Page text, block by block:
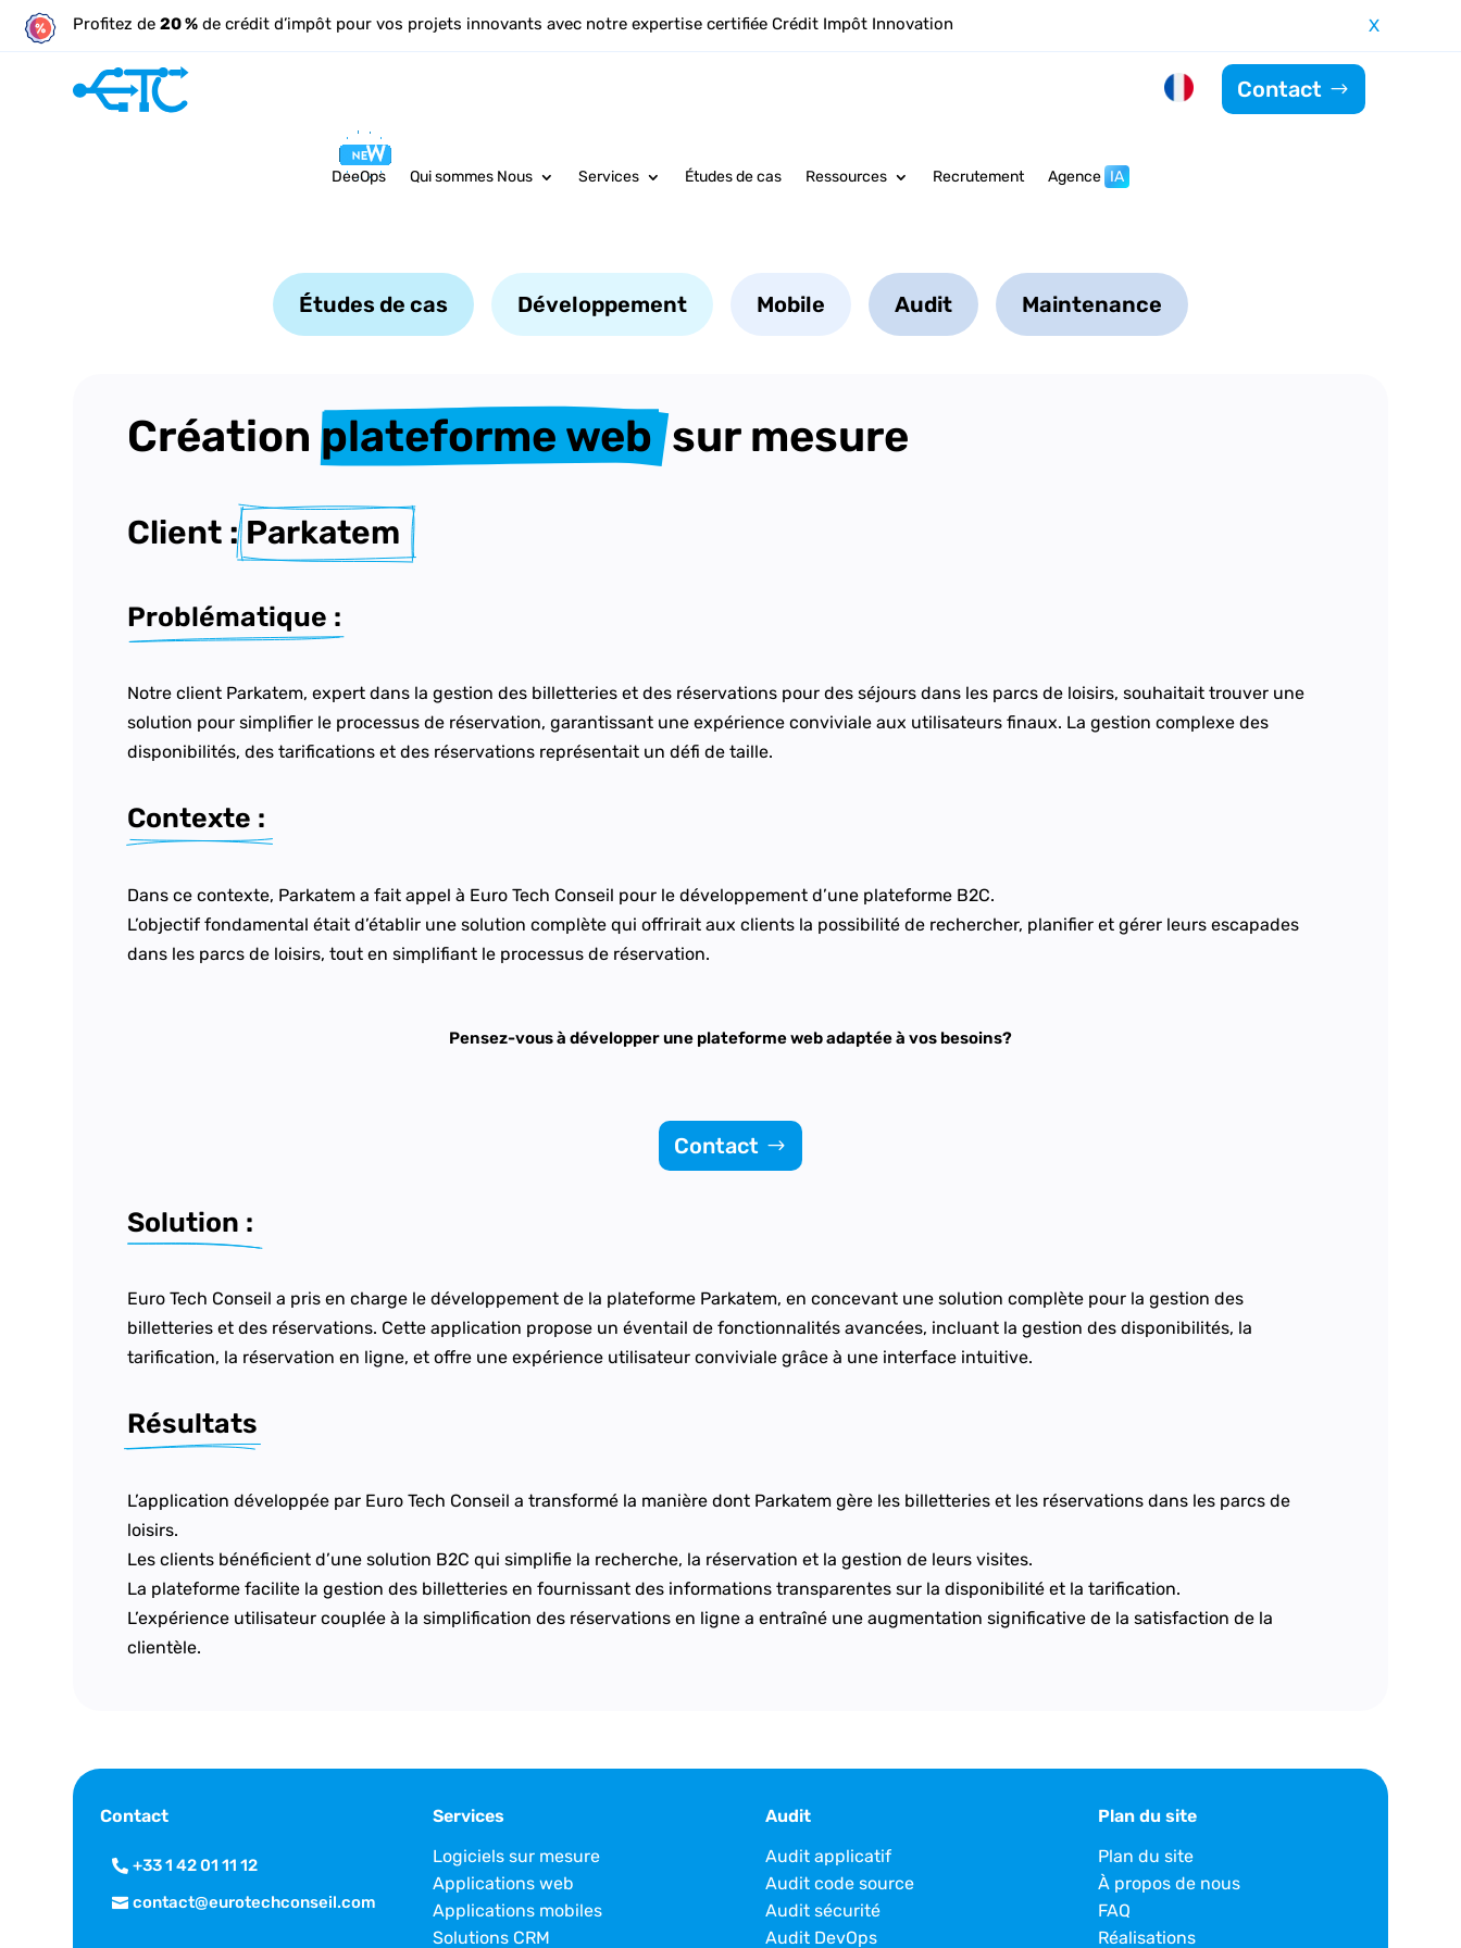
Profitez de20 % de crédit d’impôt pour vos projets innovants avec notre expertise certifiée Crédit Impôt Innovation X
Contact
DeeOps Qui sommes Nous Services Études de cas Ressources Recrutement Agence IA
Études de cas Développement Mobile Audit Maintenance
Création plateforme web sur mesure
Client : Parkatem
Problématique :
Notre client Parkatem, expert dans la gestion des billetteries et des réservations pour des séjours dans les parcs de loisirs, souhaitait trouver une
solution pour simplifier le processus de réservation, garantissant une expérience conviviale aux utilisateurs finaux. La gestion complexe des
disponibilités, des tarifications et des réservations représentait un défi de taille.
Contexte :
Dans ce contexte, Parkatema fait appel à Euro Tech Conseil pour le développement d’une plateforme B2C.
L’objectif fondamental était d’établir une solution complète qui offrirait aux clients la possibilité de rechercher, planifier et gérer leurs escapades
dans les parcs de loisirs, tout en simplifiant le processus de réservation.
Pensez-vous à développer une plateforme web adaptée à vos besoins?
Contact
Solution :
Euro Tech Conseil a pris en charge le développement de la plateforme Parkatem, en concevant une solution complète pour la gestion des
billetteries et des réservations. Cette application propose un éventail de fonctionnalités avancées, incluant la gestion des disponibilités, la
tarification, la réservation en ligne, et offre une expérience utilisateur conviviale grâce à une interface intuitive.
Résultats
L’application développée par Euro Tech Conseil a transformé la manière dont Parkatem gère les billetteries et les réservations dans les parcs de
loisirs.
Les clients bénéficient d’une solution B2C qui simplifie la recherche, la réservation et la gestion de leurs visites.
La plateforme facilite la gestion des billetteries en fournissant des informations transparentes sur la disponibilité et la tarification.
L’expérience utilisateur couplée à la simplification des réservations en ligne a entraîné une augmentation significative de la satisfaction de la
clientèle.
Contact
+33 1 42 01 11 12
contact@eurotechconseil.com
Services
Logiciels sur mesure
Applications web
Applications mobiles
Solutions CRM
Audit
Audit applicatif
Audit code source
Audit sécurité
Audit DevOps
Plan du site
Plan du site
À propos de nous
FAQ
Réalisations